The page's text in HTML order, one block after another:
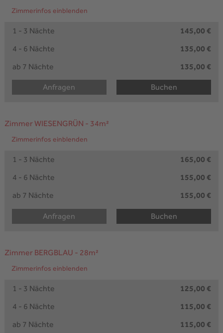
Zimmerinfos einblenden
1 - 3 Nächte
4 - 6 Nächte
ab 7 Nächte
145,00 €
135,00 €
135,00 €
Buchen
Anfragen
Zimmer WIESENGRÜN - 34m²
Zimmerinfos einblenden
1 - 3 Nächte
4 - 6 Nächte
ab 7 Nächte
165,00 €
155,00 €
155,00 €
Buchen
Anfragen
Zimmer BERGBLAU - 28m²
Zimmerinfos einblenden
1 - 3 Nächte
4 - 6 Nächte
ab 7 Nächte
125,00 €
115,00 €
115,00 €